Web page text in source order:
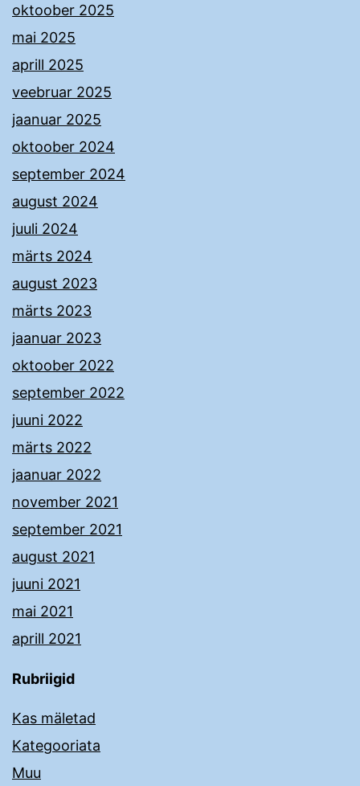
oktoober 2025
mai 2025
aprill 2025
veebruar 2025
jaanuar 2025
oktoober 2024
september 2024
august 2024
juuli 2024
märts 2024
august 2023
märts 2023
jaanuar 2023
oktoober 2022
september 2022
juuni 2022
märts 2022
jaanuar 2022
november 2021
september 2021
august 2021
juuni 2021
mai 2021
aprill 2021
Rubriigid
Kas mäletad
Kategooriata
Muu